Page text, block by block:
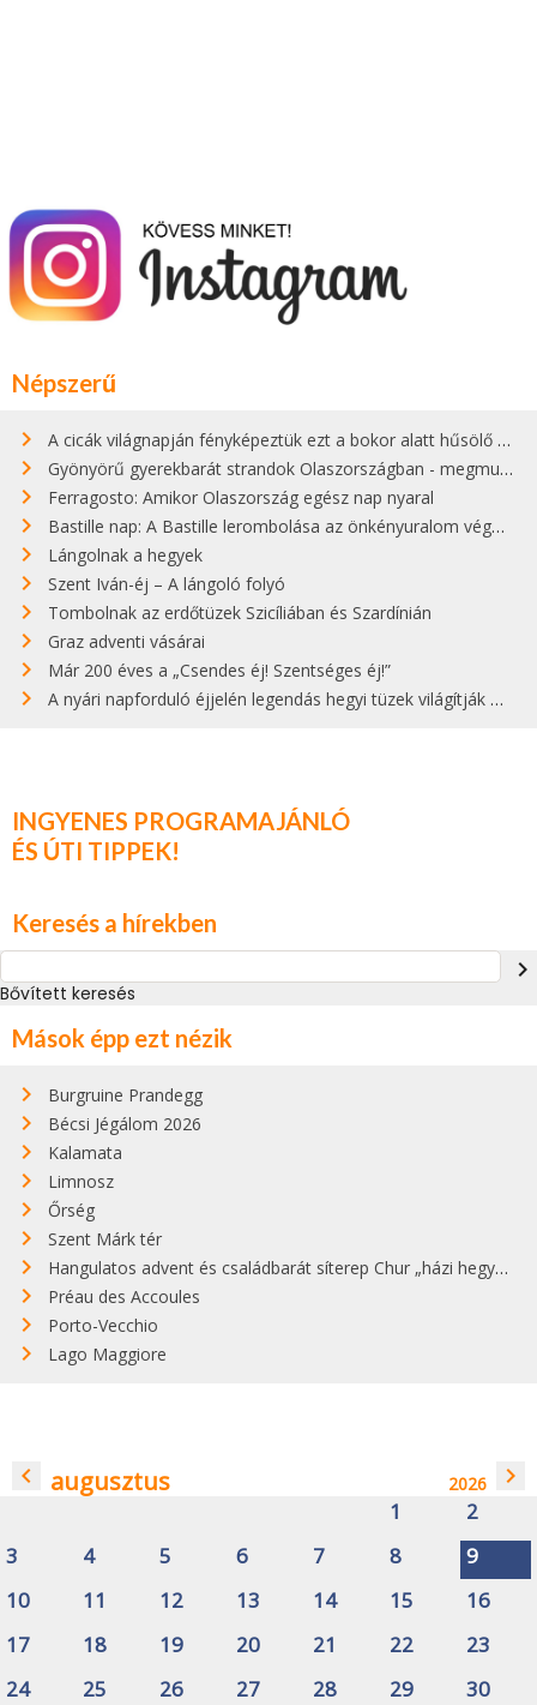
Népszerű
A cicák világnapján fényképeztük ezt a bokor alatt hűsölő cicát Kisorosziban
Gyönyörű gyerekbarát strandok Olaszországban - megmutatjuk a 15 legjobbat
Ferragosto: Amikor Olaszország egész nap nyaral
Bastille nap: A Bastille lerombolása az önkényuralom végét jelentette
Lángolnak a hegyek
Szent Iván-éj – A lángoló folyó
Tombolnak az erdőtüzek Szicíliában és Szardínián
Graz adventi vásárai
Már 200 éves a „Csendes éj! Szentséges éj!”
A nyári napforduló éjjelén legendás hegyi tüzek világítják meg Zugspitzét
INGYENES PROGRAMAJÁNLÓ
ÉS ÚTI TIPPEK!
Keresés a hírekben
navigate_next
Bővített keresés
Mások épp ezt nézik
Burgruine Prandegg
Bécsi Jégálom 2026
Kalamata
Limnosz
Őrség
Szent Márk tér
Hangulatos advent és családbarát síterep Chur „házi hegyén”
Préau des Accoules
Porto-Vecchio
Lago Maggiore
navigate_before augusztus 2026 navigate_next
1
2
3
4 5 6 7 8
9
10
11 12 13 14 15
16
17
18 19 20 21 22
23
24
25 26 27 28 29
30